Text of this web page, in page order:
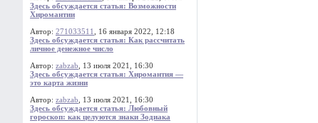
Здесь обсуждается статья: Возможности
Хиромантии
Автор: 271033511
, 16 января 2022, 12:18
Здесь обсуждается статья: Как рассчитать
личное денежное число
Автор: zabzab , 13 июля 2021, 16:30
Здесь обсуждается статья: Хиромантия —
это карта жизни
Автор: zabzab , 13 июля 2021, 16:30
Здесь обсуждается статья: Любовный
гороскоп: как целуются знаки Зодиака